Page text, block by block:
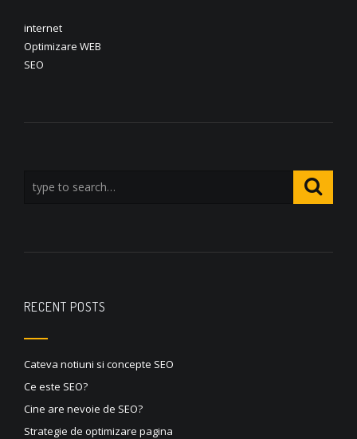
internet
Optimizare WEB
SEO
RECENT POSTS
Cateva notiuni si concepte SEO
Ce este SEO?
Cine are nevoie de SEO?
Strategie de optimizare pagina